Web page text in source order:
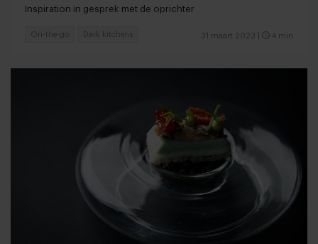
Inspiration in gesprek met de oprichter
31 maart 2023 4 min
On-the-go Dark kitchens